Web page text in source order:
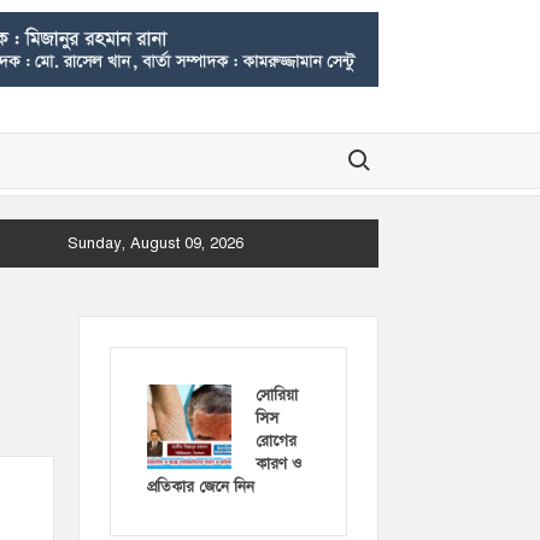
Search for:
Sunday, August 09, 2026
সোরিয়া
সিস
রোগের
কারণ ও
প্রতিকার জেনে নিন